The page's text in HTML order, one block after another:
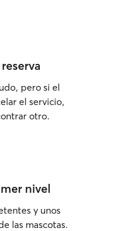
pero si el
el servicio,
otro.
nivel
y unos
las mascotas.